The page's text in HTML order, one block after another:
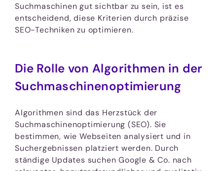
Suchmaschinen gut sichtbar zu sein, ist es
entscheidend, diese Kriterien durch präzise
SEO-Techniken zu optimieren.
Die Rolle von Algorithmen in der
Suchmaschinenoptimierung
Algorithmen sind das Herzstück der
Suchmaschinenoptimierung (SEO). Sie
bestimmen, wie Webseiten analysiert und in
Suchergebnissen platziert werden. Durch
ständige Updates suchen Google & Co. nach